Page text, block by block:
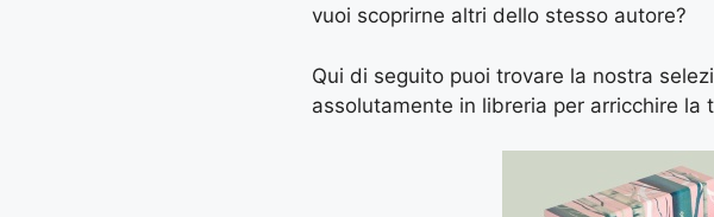
vuoi scoprirne altri dello stesso autore?
Qui di seguito puoi trovare la nostra
assolutamente in libreria per arricchire la